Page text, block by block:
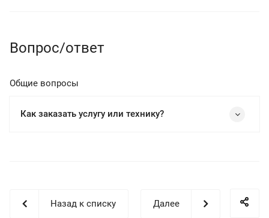
Вопрос/ответ
Общие вопросы
Как заказать услугу или технику?
Назад к списку Далее